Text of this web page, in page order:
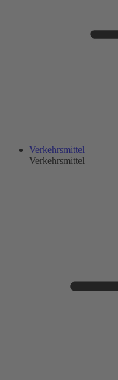
Verkehrsmittel
Verkehrsmittel